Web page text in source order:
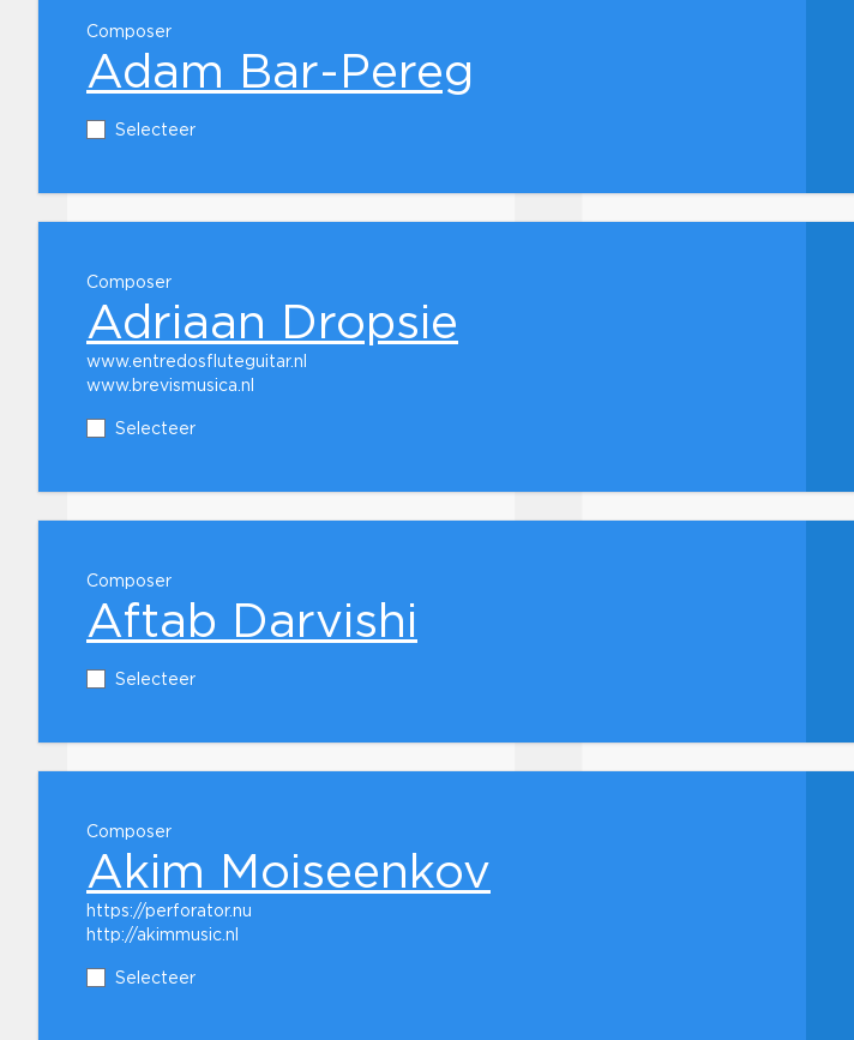
Composer
Adam Bar-Pereg
Selecteer
Composer
Adriaan Dropsie
www.entredosfluteguitar.nl
www.brevismusica.nl
Selecteer
Composer
Aftab Darvishi
Selecteer
Composer
Akim Moiseenkov
https://perforator.nu
http://akimmusic.nl
Selecteer